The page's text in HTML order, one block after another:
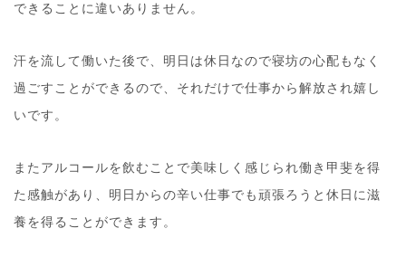
できることに違いありません。
汗を流して働いた後で、明日は休日なので寝坊の心配もなく
過ごすことができるので、それだけで仕事から解放され嬉し
いです。
またアルコールを飲むことで美味しく感じられ働き甲斐を得
た感触があり、明日からの辛い仕事でも頑張ろうと休日に滋
養を得ることができます。